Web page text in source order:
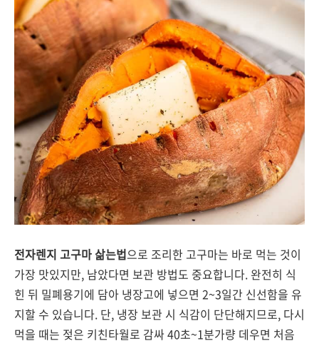
전자렌지 고구마 삶는법으로 조리한 고구마는 바로 먹는 것이
가장 맛있지만, 남았다면 보관 방법도 중요합니다. 완전히 식
힌 뒤 밀폐용기에 담아 냉장고에 넣으면 2~3일간 신선함을 유
지할 수 있습니다. 단, 냉장 보관 시 식감이 단단해지므로, 다시
먹을 때는 젖은 키친타월로 감싸 40초~1분가량 데우면 처음